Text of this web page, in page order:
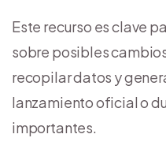
Este recurso es clave
sobre posibles
recopilar datos y
lanzamiento oficial o
importantes.